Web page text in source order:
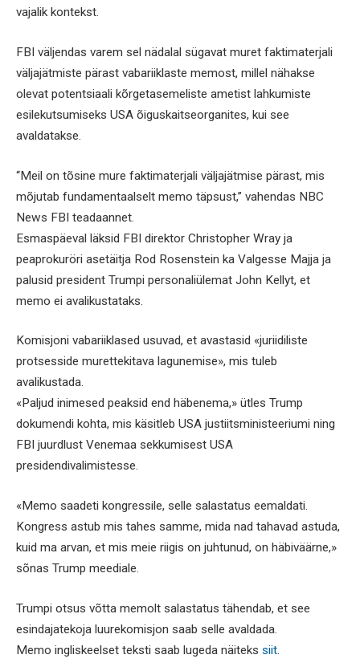
vajalik kontekst.
FBI väljendas varem sel nädalal sügavat muret faktimaterjali
väljajätmiste pärast vabariiklaste memost, millel nähakse
olevat potentsiaali kõrgetasemeliste ametist lahkumiste
esilekutsumiseks USA õiguskaitseorganites, kui see
avaldatakse.
“Meil on tõsine mure faktimaterjali väljajätmise pärast, mis
mõjutab fundamentaalselt memo täpsust,” vahendas NBC
News FBI teadaannet.
Esmaspäeval läksid FBI direktor Christopher Wray ja
peaprokuröri asetäitja Rod Rosenstein ka Valgesse Majja ja
palusid president Trumpi personaliülemat John Kellyt, et
memo ei avalikustataks.
Komisjoni vabariiklased usuvad, et avastasid «juriidiliste
protsesside murettekitava lagunemise», mis tuleb
avalikustada.
«Paljud inimesed peaksid end häbenema,» ütles Trump
dokumendi kohta, mis käsitleb USA justiitsministeeriumi ning
FBI juurdlust Venemaa sekkumisest USA
presidendivalimistesse.
«Memo saadeti kongressile, selle salastatus eemaldati.
Kongress astub mis tahes samme, mida nad tahavad astuda,
kuid ma arvan, et mis meie riigis on juhtunud, on häbiväärne,»
sõnas Trump meediale.
Trumpi otsus võtta memolt salastatus tähendab, et see
esindajatekoja luurekomisjon saab selle avaldada.
Memo ingliskeelset teksti saab lugeda näiteks siit.